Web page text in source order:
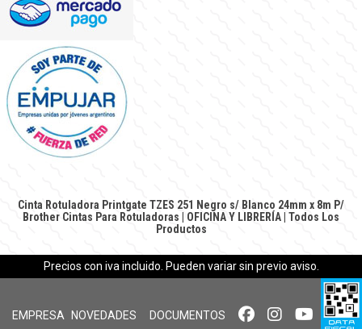
Cinta Rotuladora Printgate TZES 251 Negro s/ Blanco 24mm x 8m P/
Brother Cintas Para Rotuladoras OFICINA Y LIBRERÍA Todos Los
Productos
Precios con iva incluido. Pueden variar sin previo aviso.
EMPRESA NOVEDADES DOCUMENTOS